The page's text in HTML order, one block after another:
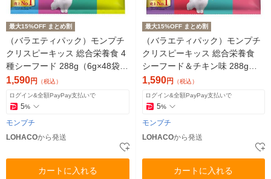
最大15%OFF まとめ割
（バラエティパック）モンプチ
クリスピーキッス 総合栄養食 4
種シーフード 288g（6g×48袋）
1袋 ネスレ日本
1,590円 （税込）
ログイン&全額PayPay支払いで
5%
モンプチ
LOHACOから発送
カートに入れる
最大15%OFF まとめ割
（バラエティパック）モンプチ
クリスピーキッス 総合栄養食
シーフード＆チキン味 288g（6
g×48袋）1袋 ネスレ日本
1,590円 （税込）
ログイン&全額PayPay支払いで
5%
モンプチ
LOHACOから発送
カートに入れる